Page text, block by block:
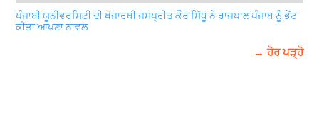
ਪੰਜਾਬੀ ਯੂਨੀਵਰਸਿਟੀ ਦੀ ਖੋਜਾਰਥੀ ਜਸਪ੍ਰੀਤ ਕੌਰ ਸਿੱਧੂ ਨੇ ਰਾਜਪਾਲ ਪੰਜਾਬ ਨੂੰ ਭੇਂਟ
ਕੀਤਾ ਆਪਣਾ ਨਾਵਲ
→ ਹੋਰ ਪੜ੍ਹੋ